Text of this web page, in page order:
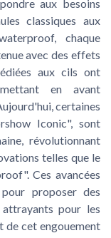
aux besoins
classiques aux
chaque
avec des effets
aux cils ont
en avant
certaines
Iconic", sont
révolutionnant
telles que le
Ces avancées
proposer des
pour les
de cet engouement